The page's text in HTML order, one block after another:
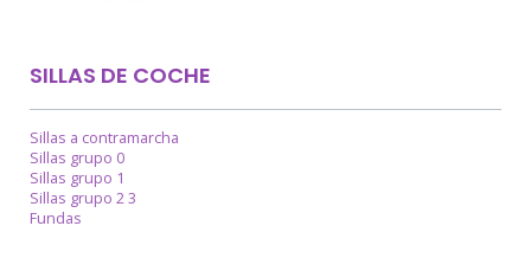
SILLAS DE COCHE
Sillas a contramarcha
Sillas grupo 0
Sillas grupo 1
Sillas grupo 2 3
Fundas